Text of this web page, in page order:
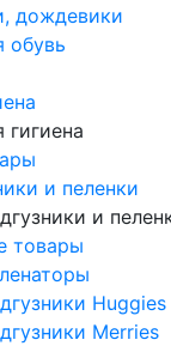
дождевики
обувь
гигиена
и пеленки
и
товары
Huggies
Merries